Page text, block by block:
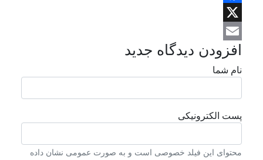
Facebook
Email
افزودن دیدگاه جدید
نام شما
پست الکترونیکی
محتوای این فیلد خصوصی است و به صورت عمومی نشان داده